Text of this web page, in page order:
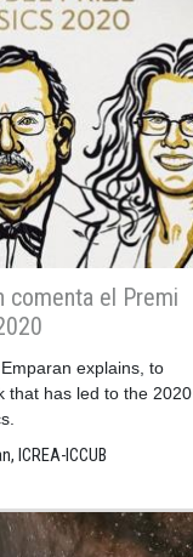
comenta el Premi
explains, to
that has led to the 2020
ICREA-ICCUB